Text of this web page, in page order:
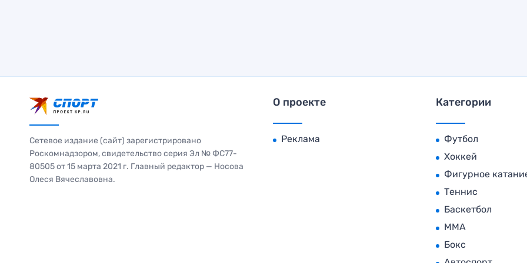
Сетевое издание (сайт) зарегистрировано
Роскомнадзором, свидетельство серия Эл № ФС77-
80505 от 15 марта 2021 г. Главный редактор — Носова
Олеся Вячеславовна.
О проекте
Реклама
Категории
Футбол
Хоккей
Фигурное
Теннис
Баскетбол
MMA
Бокс